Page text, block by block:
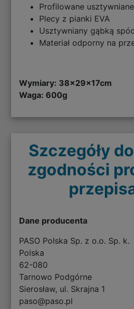
Profilowane
Plecy z pianki EVA
Usztywniany gąbką
Materiał odporny na
Wymiary: 38x29x17cm
Waga: 600g
Szczegóły
zgodności
Dane producenta
PASO Polska Sp. z o.o. Sp. k.
Polska
62-080
Tarnowo Podgórne
Sierosław, ul. Skrajna 1
paso@paso.pl